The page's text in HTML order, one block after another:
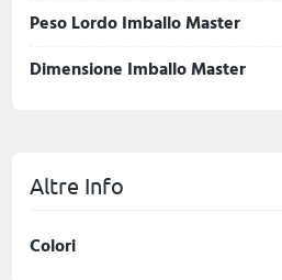
Peso Lordo Imballo Master
Dimensione Imballo Master
Altre Info
Colori